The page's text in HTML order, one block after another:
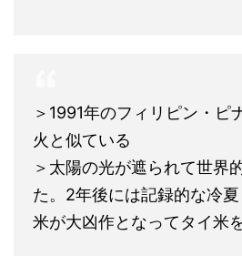
＞1991年のフィリピン・ピ
火と似ている
＞太陽の光が遮られて世界
た。2年後には記録的な冷
米が大凶作となってタイ米